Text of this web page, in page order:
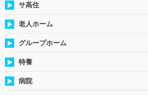
サ高住
老人ホーム
グループホーム
特養
病院